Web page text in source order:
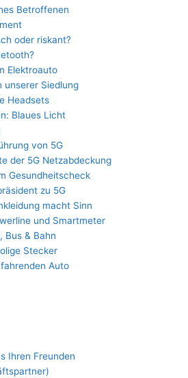
Betroffenen
oder riskant?
Elektroauto
unserer Siedlung
Headsets
Blaues Licht
von 5G
der 5G Netzabdeckung
Gesundheitscheck
zu 5G
macht Sinn
und Smartmeter
Bus & Bahn
Stecker
Auto
Ihren Freunden